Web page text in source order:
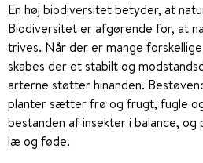
En høj biodiversitet betyder, at
Biodiversitet er afgørende for, at
trives. Når der er mange
skabes der et stabilt og
arterne støtter hinanden.
planter sætter frø og frugt, fugle
bestanden af insekter i balance,
læ og føde.